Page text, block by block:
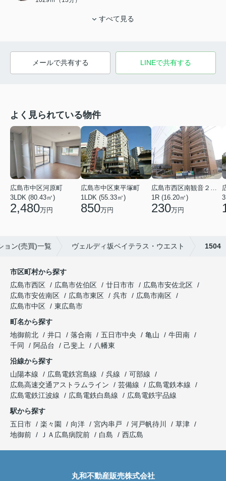
すべて見る
メールで共有する LINEで共有する
よく見られている物件
広島市中区河原町
3LDK (80.43㎡)
2,480万円
広島市中区東平塚町
1LDK (55.33㎡)
850万円
広島市西区南観音２丁目
1R (16.20㎡)
230万円
ョン(売買)一覧 ヴェルディ坂ベイテラス・ウエスト 1504
市区町村から探す
広島市西区
広島市佐伯区 廿日市市
広島市安佐北区
広島市安佐南区
広島市東区 呉市
広島市南区
広島市中区
東広島市
町名から探す
地御前北
井口 落合南 五日市中央 亀山
牛田南
千同
阿品台 己斐上
八幡東
沿線から探す
山陽本線
広島電鉄宮島線 呉線
可部線
広島高速交通アストラムライン
芸備線
広島電鉄本線
広島電鉄江波線
広島電鉄白島線
広島電鉄宇品線
駅から探す
五日市
楽々園 向洋 宮内串戸 河戸帆待川
草津
地御前
ＪＡ広島病院前 白島 西広島
丸和不動産販売株式会社